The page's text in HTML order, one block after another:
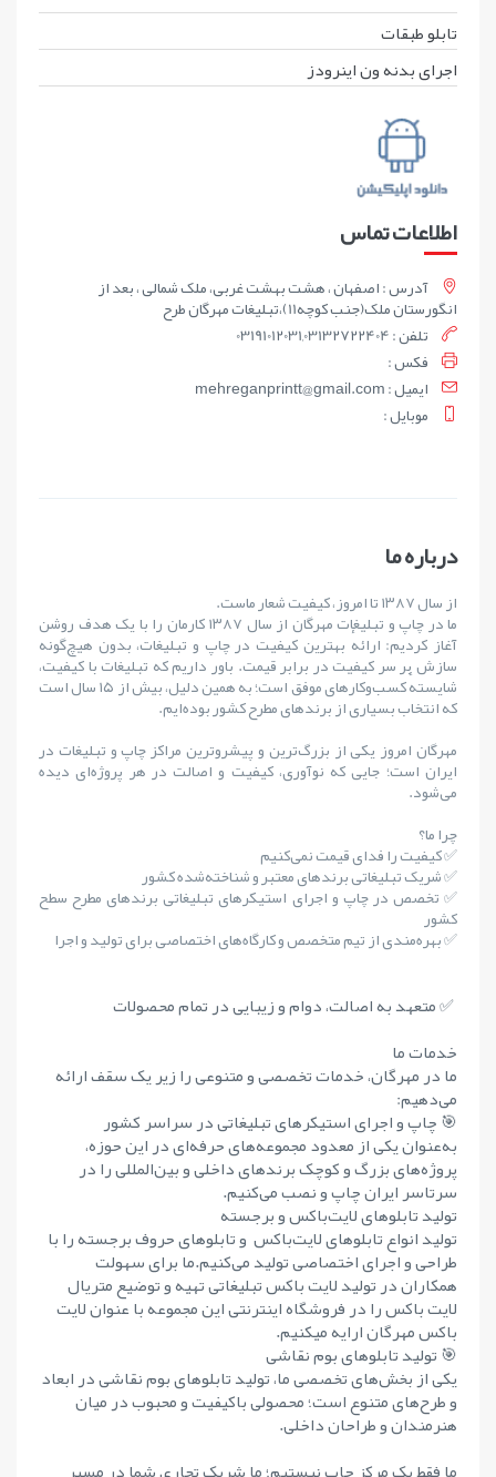
تابلو طبقات
اجرای بدنه ون اینرودز
اطلاعات تماس
آدرس : اصفهان ، هشت بهشت غربی، ملک شمالی ، بعد از
انگورستان ملک(جنب کوچه11)،تبلیغات مهرگان طرح
تلفن : 03191012031,03132722404
فکس :
ايميل : mehreganprintt@gmail.com
موبايل :
درباره ما
از سال ۱۳۸۷ تا امروز، کیفیت شعار ماست.
ما در چاپ و تبلیغات مهرگان از سال ۱۳۸۷ کارمان را با یک هدف روشن
آغاز کردیم: ارائهٔ بهترین کیفیت در چاپ و تبلیغات، بدون هیچ‌گونه
سازش بر سر کیفیت در برابر قیمت. باور داریم که تبلیغات با کیفیت،
شایستهٔ کسب‌وکارهای موفق است؛ به همین دلیل، بیش از ۱۵ سال است
که انتخاب بسیاری از برندهای مطرح کشور بوده‌ایم.
مهرگان امروز یکی از بزرگ‌ترین و پیشروترین مراکز چاپ و تبلیغات در
ایران است؛ جایی که نوآوری، کیفیت و اصالت در هر پروژه‌ای دیده
می‌شود.
چرا ما؟
✅ کیفیت را فدای قیمت نمی‌کنیم
✅ شریک تبلیغاتی برندهای معتبر و شناخته‌شده کشور
✅ تخصص در چاپ و اجرای استیکرهای تبلیغاتی برندهای مطرح سطح
کشور
✅ بهره‌مندی از تیم متخصص و کارگاه‌های اختصاصی برای تولید و اجرا
✅ متعهد به اصالت، دوام و زیبایی در تمام محصولات
خدمات ما
ما در مهرگان، خدمات تخصصی و متنوعی را زیر یک سقف ارائه
می‌دهیم:
🎯 چاپ و اجرای استیکرهای تبلیغاتی در سراسر کشور
به‌عنوان یکی از معدود مجموعه‌های حرفه‌ای در این حوزه،
پروژه‌های بزرگ و کوچک برندهای داخلی و بین‌المللی را در
سرتاسر ایران چاپ و نصب می‌کنیم.
تولید تابلوهای لایت‌باکس و برجسته
تولید انواع تابلوهای لایت‌باکس و تابلوهای حروف برجسته را با
طراحی و اجرای اختصاصی تولید می‌کنیم.ما برای سهولت
همکاران در تولید لایت باکس تبلیغاتی تهیه و توضیع متریال
لایت باکس را در فروشگاه اینترنتی این مجموعه با عنوان لایت
باکس مهرگان ارایه میکنیم.
🎯 تولید تابلوهای بوم نقاشی
یکی از بخش‌های تخصصی ما، تولید تابلوهای بوم نقاشی در ابعاد
و طرح‌های متنوع است؛ محصولی باکیفیت و محبوب در میان
هنرمندان و طراحان داخلی.